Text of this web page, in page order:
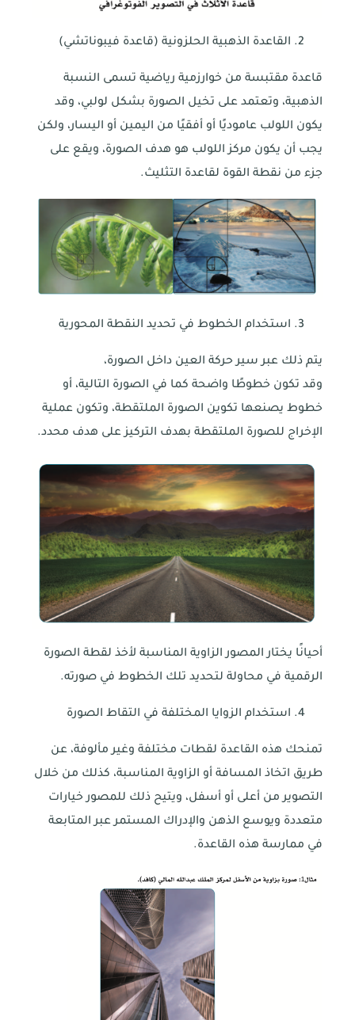
القاعدة الذهبية الحلزونية (قاعدة فيبوناتشي)
قاعدة مقتبسة من خوارزمية رياضية تسمى النسبة
الذهبية، وتعتمد على تخيل الصورة بشكل لولبي، وقد
يكون اللولب عاموديًا أو أفقيًا من اليمين أو اليسار، ولكن
يجب أن يكون مركز اللولب هو هدف الصورة، ويقع على
جزء من نقطة القوة لقاعدة التثليث.
استخدام الخطوط في تحديد النقطة المحورية
يتم ذلك عبر سير حركة العين داخل الصورة،
وقد تكون خطوطًا واضحة كما في الصورة التالية، أو
خطوط يصنعها تكوين الصورة الملتقطة، وتكون عملية
الإخراج للصورة الملتقطة بهدف التركيز على هدف محدد.
أحيانًا يختار المصور الزاوية المناسبة لأخذ لقطة الصورة
الرقمية في محاولة لتحديد تلك الخطوط في صورته.
استخدام الزوايا المختلفة في التقاط الصورة
تمنحك هذه القاعدة لقطات مختلفة وغير مألوفة، عن
طريق اتخاذ المسافة أو الزاوية المناسبة، كذلك من خلال
التصوير من أعلى أو أسفل، ويتيح ذلك للمصور خيارات
متعددة ويوسع الذهن والإدراك المستمر عبر المتابعة
في ممارسة هذه القاعدة.